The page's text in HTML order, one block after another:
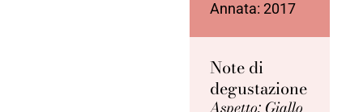
Annata: 2017
Note di
degustazione
Aspetto: Giallo